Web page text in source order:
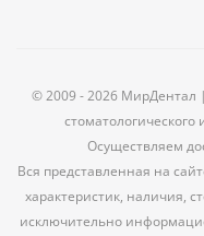
© 2009 - 2026
стоматологического
Осуществляем
Вся представленная на
характеристик, наличия,
исключительно